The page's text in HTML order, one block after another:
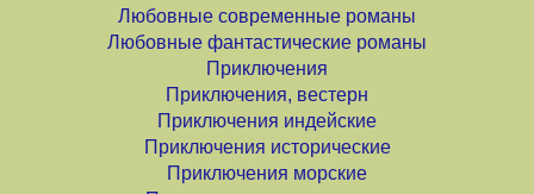
Любовные современные романы
Любовные фантастические романы
Приключения
Приключения, вестерн
Приключения индейские
Приключения исторические
Приключения морские